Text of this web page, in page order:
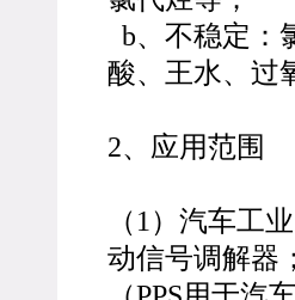
b、不稳定：
酸、王水、过
2、应用范围
（1）汽车工
动信号调解器